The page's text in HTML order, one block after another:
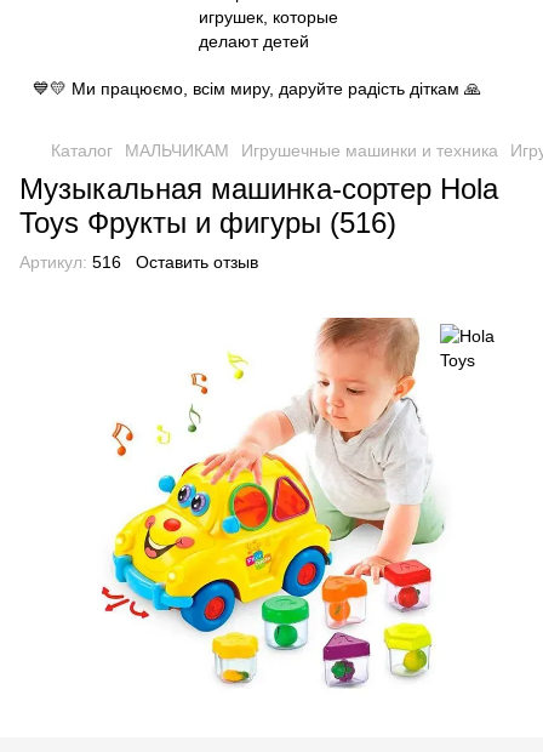
💙💛 Ми працюємо, всім миру, даруйте радість діткам 🙏
Каталог МАЛЬЧИКАМ Игрушечные машинки и техника
Музыкальная машинка-сортер Hola
Toys Фрукты и фигуры (516)
Артикул: 516 Оставить отзыв